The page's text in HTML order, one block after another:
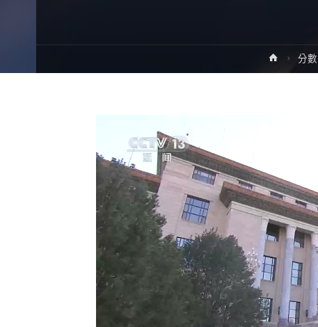
Home分數